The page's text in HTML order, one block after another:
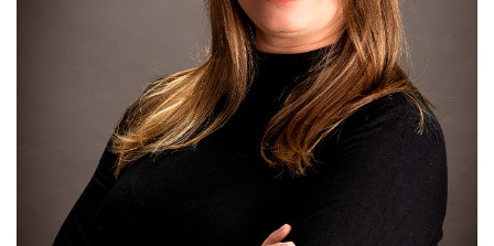
Patricia Guarnelli
Diretora Financeira